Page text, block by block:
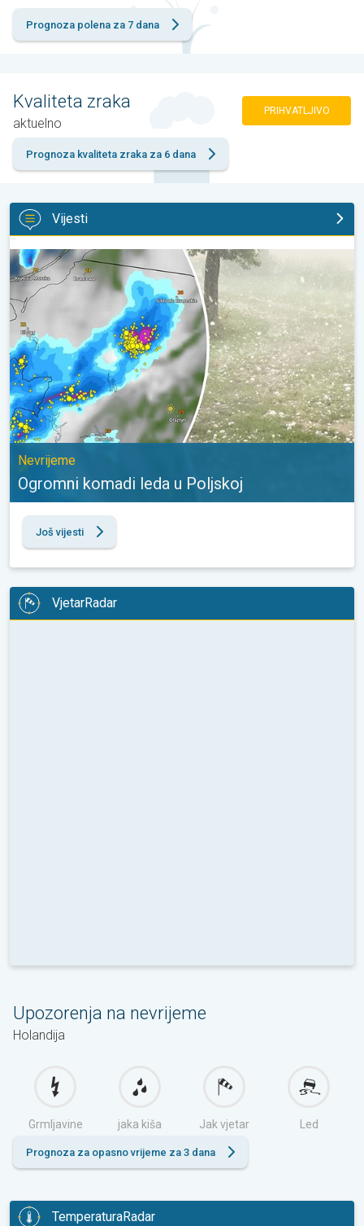
Prognoza polena za 7 dana
Kvaliteta zraka
aktuelno
PRIHVATLJIVO
Prognoza kvaliteta zraka za 6 dana
Vijesti
Ogromni komadi leda u Poljskoj. Nevrijeme. . .
Nevrijeme
Ogromni komadi leda u Poljskoj
Još vijesti
VjetarRadar
Upozorenja na nevrijeme
Holandija
Grmljavine jaka kiša Jak vjetar Led
Prognoza za opasno vrijeme za 3 dana
TemperaturaRadar